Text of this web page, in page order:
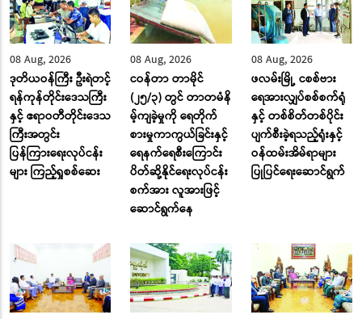
08 Aug, 2026
ဒုတိယဝန်ကြီး ဦးရဲတင့်
ရန်ကုန်တိုင်းဒေသကြီး
နှင့် ဧရာဝတီတိုင်းဒေသ
ကြီးအတွင်း
ပြန်ကြားရေးလုပ်ငန်း
များ ကြည့်ရှုစစ်ဆေး
08 Aug, 2026
ငဝန်တာ တာမိုင်
(၂၅/၃) တွင် တာတမံနိ
မ့်ကျခဲ့မှုကို ရေတိုက်
စားမှုကာကွယ်ခြင်းနှင့်
ရေနက်ရေစီးကြောင်း
ပိတ်ဆို့နိုင်ရေးလုပ်ငန်း
စက်အား လူအားဖြင့်
ဆောင်ရွက်နေ
08 Aug, 2026
ဖလမ်းမြို့ ငစစ်ဗား
ရေအားလျှပ်စစ်စက်ရုံ
နှင့် တစ်စိတ်တစ်ပိုင်း
ပျက်စီးခဲ့ရသည့်ရုံးနှင့်
ဝန်ထမ်းအိမ်ရာများ
ပြုပြင်ရေးဆောင်ရွက်